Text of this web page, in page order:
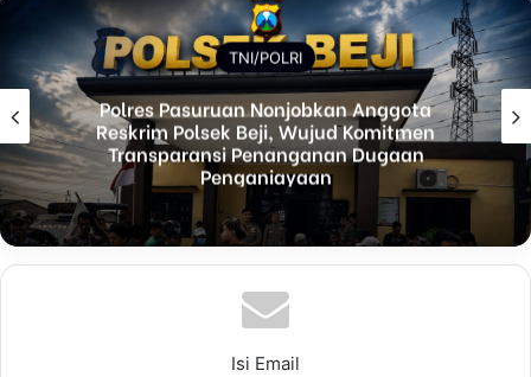
TNI/POLRI
AIR MATA PERPISAHAN: KOMBES
AGUS TINGGALKAN BALI, RESMI
PEMERIKSA PROPAM MADYA TK.III
PROPAM MABES POLRI
Isi Email